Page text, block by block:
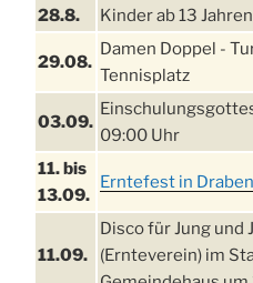
28.8.
Kinder ab 13 Jahren
29.08.
Damen Doppel -
Tennisplatz
03.09.
09:00 Uhr
11. bis
13.09.
Erntefest in
11.09.
Disco für Jung und
(Ernteverein) im